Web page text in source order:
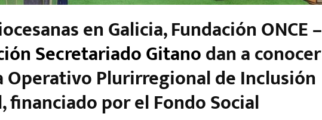
en Galicia, Fundación ONCE –
Secretariado Gitanodan a conocer
Plurirregional de Inclusión
financiado por el Fondo Social